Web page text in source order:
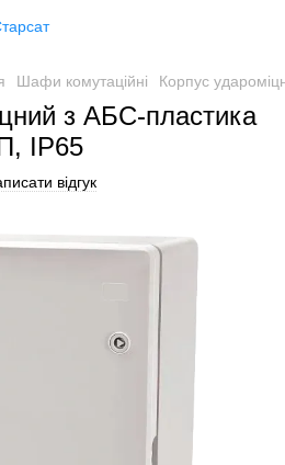
Шафи комутаційні Корпус
з АБС-пластика
ІР65
відгук